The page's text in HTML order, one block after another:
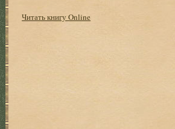
Читать книгу Online